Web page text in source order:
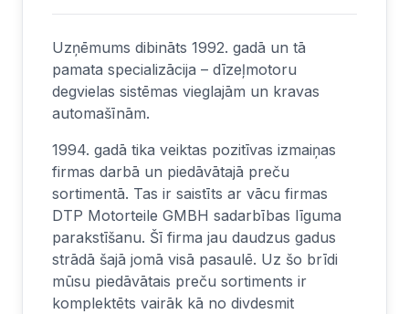
Uzņēmums dibināts 1992. gadā un tā
pamata specializācija – dīzeļmotoru
degvielas sistēmas vieglajām un kravas
automašīnām.
1994. gadā tika veiktas pozitīvas izmaiņas
firmas darbā un piedāvātajā preču
sortimentā. Tas ir saistīts ar vācu firmas
DTP Motorteile GMBH sadarbības līguma
parakstīšanu. Šī firma jau daudzus gadus
strādā šajā jomā visā pasaulē. Uz šo brīdi
mūsu piedāvātais preču sortiments ir
komplektēts vairāk kā no divdesmit